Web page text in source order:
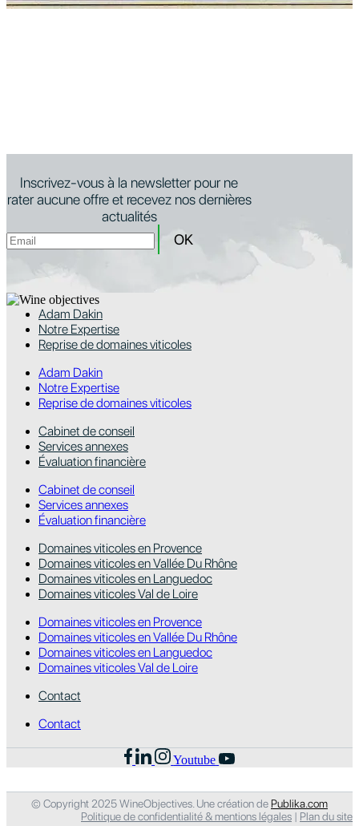
Inscrivez-vous à la newsletter pour ne
rater aucune offre et recevez nos dernières
actualités
Adam Dakin
Notre Expertise
Reprise de domaines viticoles
Adam Dakin
Notre Expertise
Reprise de domaines viticoles
Cabinet de conseil
Services annexes
Évaluation financière
Cabinet de conseil
Services annexes
Évaluation financière
Domaines viticoles en Provence
Domaines viticoles en Vallée Du Rhône
Domaines viticoles en Languedoc
Domaines viticoles Val de Loire
Domaines viticoles en Provence
Domaines viticoles en Vallée Du Rhône
Domaines viticoles en Languedoc
Domaines viticoles Val de Loire
Contact
Contact
Youtube
© Copyright 2025 WineObjectives. Une création de Publika.com
Politique de confidentialité & mentions légales | Plan du site